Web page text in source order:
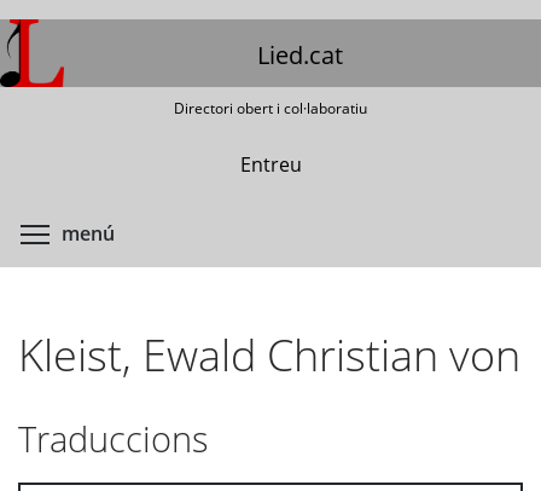
Vés
al
contingut
Lied.cat
Directori obert i col·laboratiu
Entreu
menú
Kleist, Ewald Christian von
Traduccions